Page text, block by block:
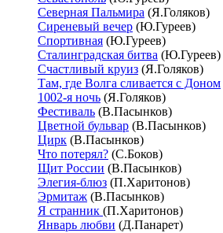
Северная Пальмира (Я.Голяков)
Сиреневый вечер (Ю.Гуреев)
Спортивная (Ю.Гуреев)
Сталинградская битва (Ю.Гуреев)
Счастливый круиз (Я.Голяков)
Там, где Волга сливается с Доном
1002-я ночь (Я.Голяков)
Фестиваль (В.Пасынков)
Цветной бульвар (В.Пасынков)
Цирк (В.Пасынков)
Что потерял? (С.Боков)
Щит России (В.Пасынков)
Элегия-блюз (П.Харитонов)
Эрмитаж (В.Пасынков)
Я странник (П.Харитонов)
Январь любви (Д.Панарет)